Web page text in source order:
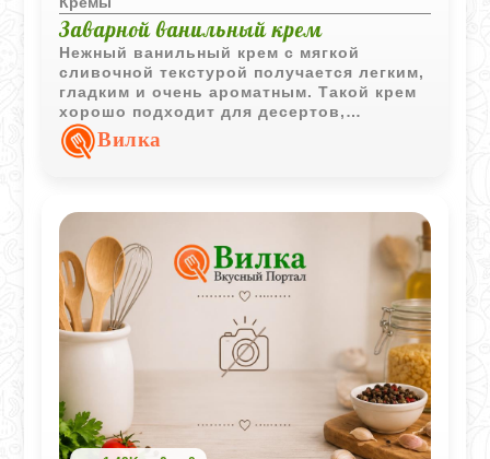
Заварной ванильный крем
Нежный ванильный крем с мягкой
сливочной текстурой получается легким,
гладким и очень ароматным. Такой крем
хорошо подходит для десертов,
пирожных и домашней выпечки.
Вилка